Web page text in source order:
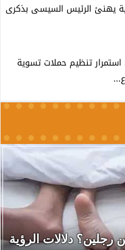
يهنئ الرئيس السيسى بذكرى
تنظيم حملات تسوية
رجلين؟ دلالات الرؤية